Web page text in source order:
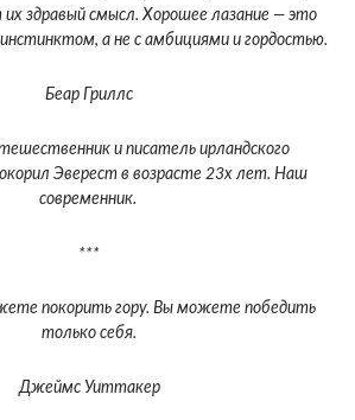
здравый смысл. Хорошее лазание — это
инстинктом, а не с амбициями и гордостью.
Беар Гриллс
и писатель ирландского
Эверест в возрасте 23х лет. Наш
современник.
***
покорить гору. Вы можете победить
только себя.
Джеймс Уиттакер